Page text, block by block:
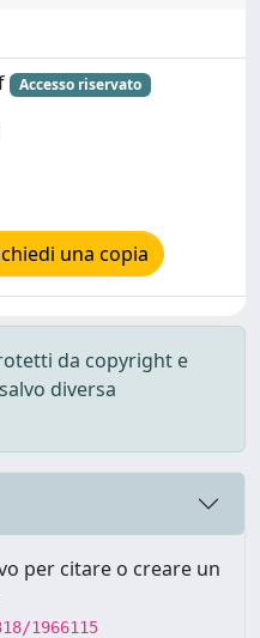
Accesso riservato
una copia
da copyright e
diversa
per citare o creare un
1966115